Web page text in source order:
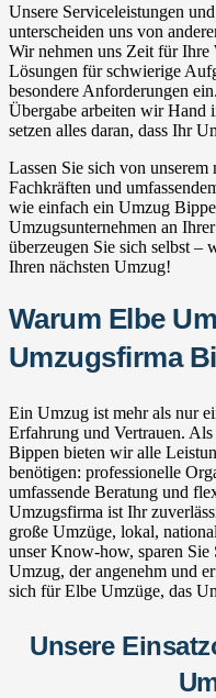
Unsere Serviceleistungen
unterscheiden uns von
Wir nehmen uns Zeit für Ihre
Lösungen für schwierige
besondere Anforderungen
Übergabe arbeiten wir Hand
setzen alles daran, dass Ihr
Lassen Sie sich von
Fachkräften und
wie einfach ein Umzug
Umzugsunternehmen an
überzeugen Sie sich selbst –
Ihren nächsten Umzug!
Warum Elbe
Umzugsfirma
Ein Umzug ist mehr als nur
Erfahrung und Vertrauen.
Bippen bieten wir alle
benötigen: professionelle
umfassende Beratung und
Umzugsfirma ist Ihr
große Umzüge, lokal,
unser Know-how, sparen Sie
Umzug, der angenehm und
sich für Elbe Umzüge, das
Unsere